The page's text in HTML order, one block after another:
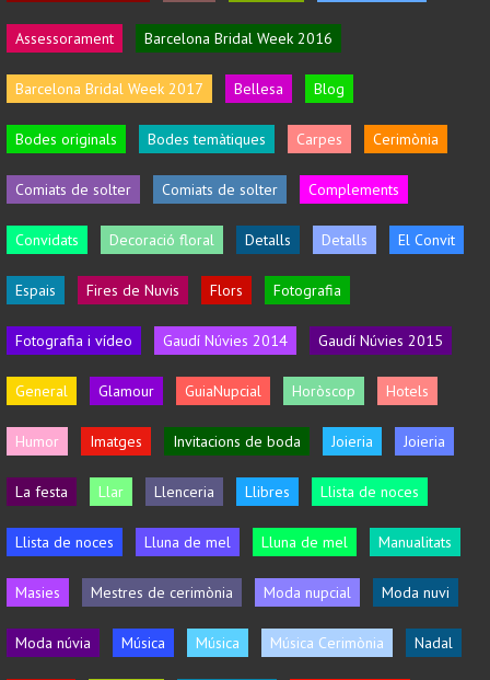
Assessorament Barcelona Bridal Week 2016
Barcelona Bridal Week 2017 Bellesa Blog
Bodes originals Bodes temàtiques Carpes Cerimònia
Comiats de solter Comiats de solter Complements
Convidats Decoració floral Detalls Detalls El Convit
Espais Fires de Nuvis Flors Fotografia
Fotografia i vídeo Gaudí Núvies 2014 Gaudí Núvies 2015
General Glamour GuiaNupcial Horòscop Hotels
Humor Imatges Invitacions de boda Joieria Joieria
La festa Llar Llenceria Llibres Llista de noces
Llista de noces Lluna de mel Lluna de mel Manualitats
Masies Mestres de cerimònia Moda nupcial Moda nuvi
Moda núvia Música Música Música Cerimònia Nadal